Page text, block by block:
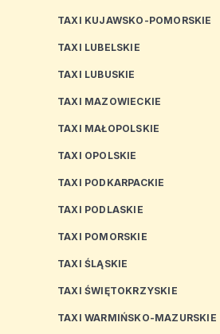
TAXI KUJAWSKO-POMORSKIE
TAXI LUBELSKIE
TAXI LUBUSKIE
TAXI MAZOWIECKIE
TAXI MAŁOPOLSKIE
TAXI OPOLSKIE
TAXI PODKARPACKIE
TAXI PODLASKIE
TAXI POMORSKIE
TAXI ŚLĄSKIE
TAXI ŚWIĘTOKRZYSKIE
TAXI WARMIŃSKO-MAZURSKIE